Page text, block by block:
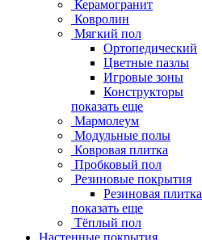
Керамогранит
Ковролин
Мягкий пол
Ортопедический
Цветные пазлы
Игровые зоны
Конструкторы
показать еще
Мармолеум
Модульные полы
Ковровая плитка
Пробковый пол
Резиновые покрытия
Резиновая плитка
показать еще
Тёплый пол
Настенные покрытия